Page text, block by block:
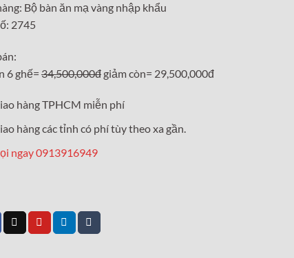
là:
tại
Bộ bàn ăn mạ vàng nhập khẩu
2745
6 ghế= 34,500,000đ giảm còn= 29,500,000đ
hàng TPHCM miễn phí
hàng các tỉnh có phí tùy theo xa gần.
ngay 0913916949